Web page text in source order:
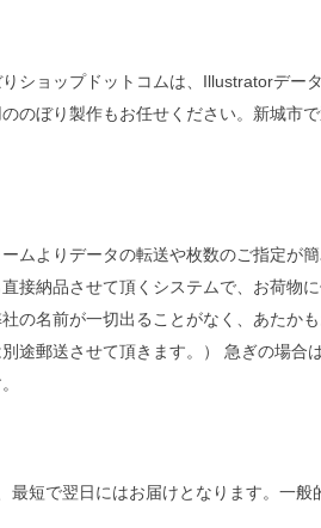
ショップドットコムは、Illustratorデー
のぼり製作もお任せください。新城市
ムよりデータの転送や枚数のご指定が
接納品させて頂くシステムで、お荷物
の名前が一切出ることがなく、あたか
途郵送させて頂きます。） 急ぎの場合
短で翌日にはお届けとなります。一般